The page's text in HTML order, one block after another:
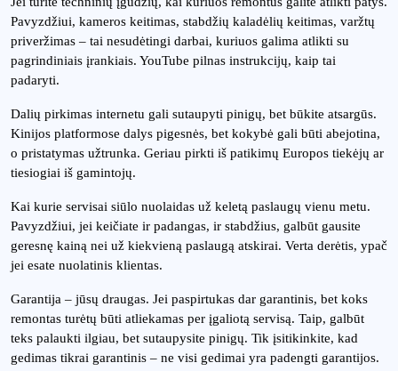
Pavyzdžiui, kameros keitimas, stabdžių kaladėlių keitimas, varžtų
priveržimas – tai nesudėtingi darbai, kuriuos galima atlikti su
pagrindiniais įrankiais. YouTube pilnas instrukcijų, kaip tai
padaryti.
Dalių pirkimas internetu gali sutaupyti pinigų, bet būkite atsargūs.
Kinijos platformose dalys pigesnės, bet kokybė gali būti abejotina,
o pristatymas užtrunka. Geriau pirkti iš patikimų Europos tiekėjų ar
tiesiogiai iš gamintojų.
Kai kurie servisai siūlo nuolaidas už keletą paslaugų vienu metu.
Pavyzdžiui, jei keičiate ir padangas, ir stabdžius, galbūt gausite
geresnę kainą nei už kiekvieną paslaugą atskirai. Verta derėtis, ypač
jei esate nuolatinis klientas.
Garantija – jūsų draugas. Jei paspirtukas dar garantinis, bet koks
remontas turėtų būti atliekamas per įgaliotą servisą. Taip, galbūt
teks palaukti ilgiau, bet sutaupysite pinigų. Tik įsitikinkite, kad
gedimas tikrai garantinis – ne visi gedimai yra padengti garantijos.